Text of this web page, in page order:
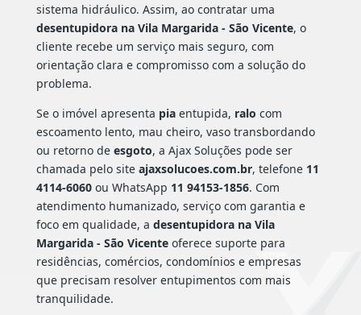
sistema hidráulico. Assim, ao contratar uma
desentupidora na Vila Margarida - São Vicente, o
cliente recebe um serviço mais seguro, com
orientação clara e compromisso com a solução do
problema.
Se o imóvel apresenta piaentupida, ralo com
escoamento lento, mau cheiro, vaso transbordando
ou retorno de esgoto, a Ajax Soluções pode ser
chamada pelo site ajaxsolucoes.com.br, telefone 11
4114-6060ou WhatsApp 11 94153-1856. Com
atendimento humanizado, serviço com garantia e
foco em qualidade, a desentupidora na Vila
Margarida - São Vicenteoferece suporte para
residências, comércios, condomínios e empresas
que precisam resolver entupimentos com mais
tranquilidade.